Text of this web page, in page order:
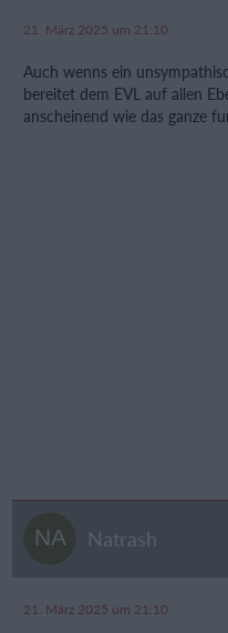
21. März 2025 um 21:10
Auch wenns ein
bereitet dem EVL auf allen
anscheinend wie das ganze
Natrash
21. März 2025 um 21:10